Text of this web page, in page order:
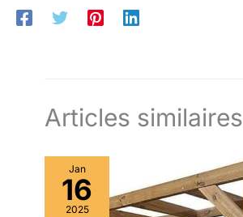
Articles similaires
Jan
16
2025